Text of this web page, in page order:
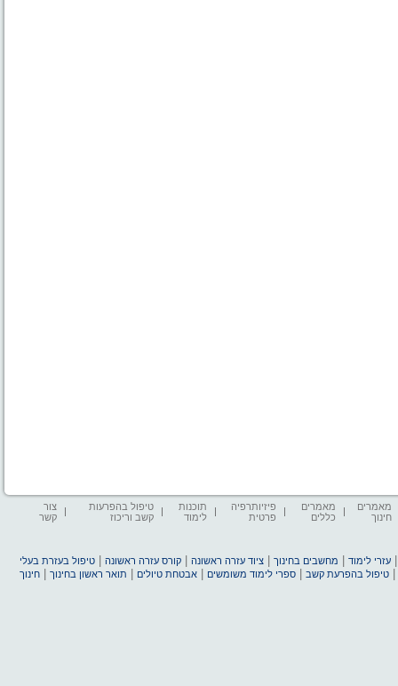
מאמרים
חינוך
מאמרים
כללים
פיזיותרפיה
פרטית
תוכנות
לימוד
טיפול בהפרעות
קשב וריכוז
צור
קשר
עזרי לימוד מחשבים בחינוך |ציוד עזרה ראשונה |קורס עזרה ראשונה |טיפול בעזרת בעלי
|טיפול בהפרעת קשב |ספרי לימוד משומשים |אבטחת טיולים תואר ראשון בחינוך |חינוך